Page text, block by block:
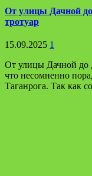
От улицы Дачной
тротуар
15.09.2025 1
От улицы Дачной до
что несомненно
Таганрога. Так как